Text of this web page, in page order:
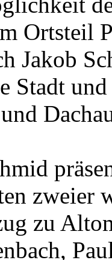
Ortsteil
Jakob
Stadt
zweier
zu